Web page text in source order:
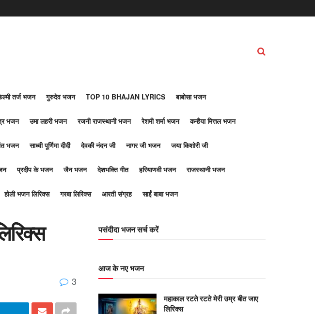
तर्ज भजन गुरुदेव भजन TOP 10 BHAJAN LYRICS बाबोसा भजन
भजन उमा लहरी भजन रजनी राजस्थानी भजन रेशमी शर्मा भजन कन्हैया मित्तल भजन
भजन साध्वी पूर्णिमा दीदी देवकी नंदन जी नागर जी भजन जया किशोरी जी
प्रदीप के भजन जैन भजन देशभक्ति गीत हरियाणवी भजन राजस्थानी भजन
होली भजन लिरिक्स गरबा लिरिक्स आरती संग्रह साईं बाबा भजन
3
पसंदीदा भजन सर्च करें
आज के नए भजन
महाकाल रटते रटते मेरी उम्र बीत जाए
लिरिक्स